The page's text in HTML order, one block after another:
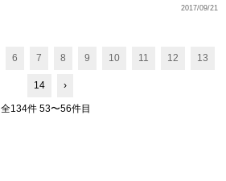
2017/09/21
6 7 8 9 10 11 12 13
14 ›
全134件 53〜56件目